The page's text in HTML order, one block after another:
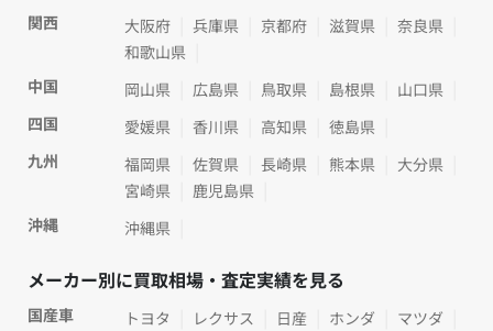
関西
大阪府 兵庫県 京都府 滋賀県
奈良県
和歌山県
中国
岡山県 広島県 鳥取県 島根県
山口県
四国
愛媛県 香川県 高知県
徳島県
九州
福岡県 佐賀県 長崎県 熊本県
大分県
宮崎県
鹿児島県
沖縄
沖縄県
メーカー別に買取相場・査定実績を見る
国産車 トヨタ レクサス 日産 ホンダ
マツダ